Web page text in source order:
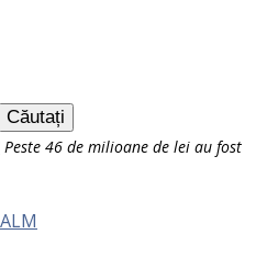
Peste 46 de milioane de lei au fost